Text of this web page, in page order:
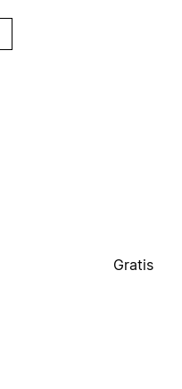
Gratis